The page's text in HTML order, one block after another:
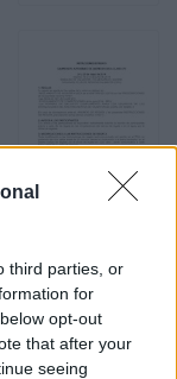
third parties, or
for
opt-out
that after your
seeing